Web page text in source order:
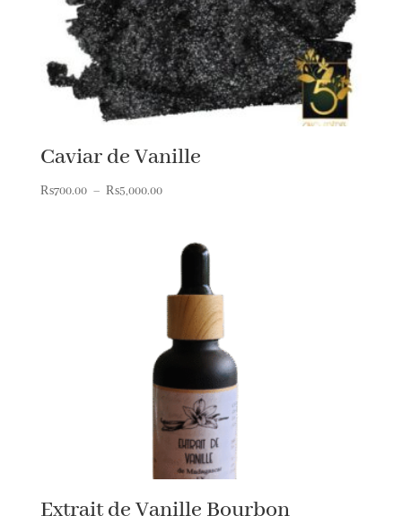
Caviar de Vanille
₨700.00 – ₨5,000.00Plage
₨700.00
₨5,000.00